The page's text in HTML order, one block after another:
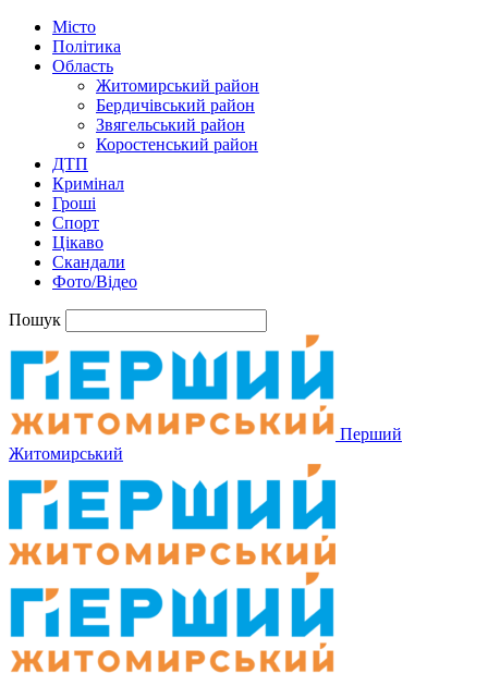
Місто
Політика
Область
Житомирський район
Бердичівський район
Звягельський район
Коростенський район
ДТП
Кримінал
Гроші
Спорт
Цікаво
Скандали
Фото/Відео
Пошук
Перший
Житомирський